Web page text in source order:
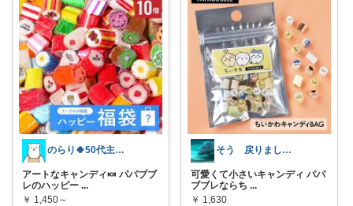
のらり🍀50代主婦のユル生活
アートなキャンディ🍬 パパブブ
レのハッピー ...
￥ 1,450～
そう 戻りました🙏
可愛くて小さいキャンディ パパ
ブブレならち ...
￥ 1,630